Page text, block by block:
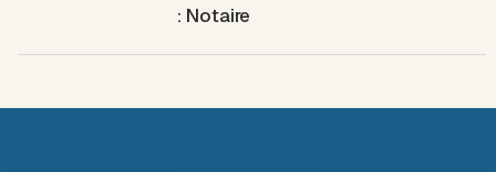
: Notaire